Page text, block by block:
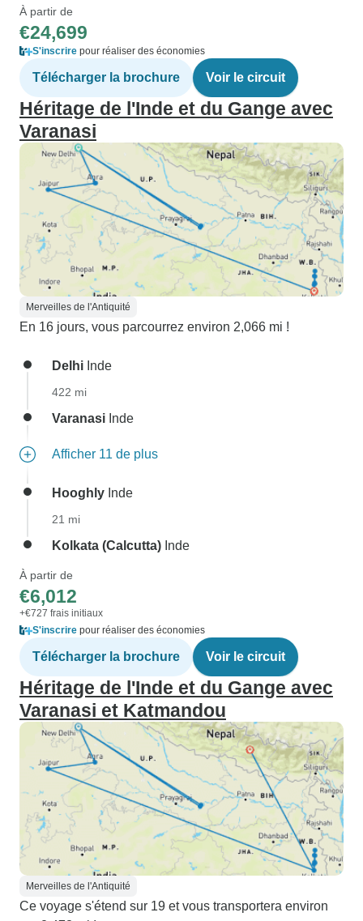
À partir de
€24,699
S'inscrire pour réaliser des économies
Télécharger la brochure Voir le circuit
Héritage de l'Inde et du Gange avec
Varanasi
Merveilles de l'Antiquité
En 16 jours, vous parcourrez environ 2,066 mi !
Delhi Inde
422 mi
Varanasi Inde
Afficher 11 de plus
Hooghly Inde
21 mi
Kolkata (Calcutta) Inde
À partir de
€6,012
+€727 frais initiaux
S'inscrire pour réaliser des économies
Télécharger la brochure Voir le circuit
Héritage de l'Inde et du Gange avec
Varanasi et Katmandou
Merveilles de l'Antiquité
Ce voyage s'étend sur 19 et vous transportera environ